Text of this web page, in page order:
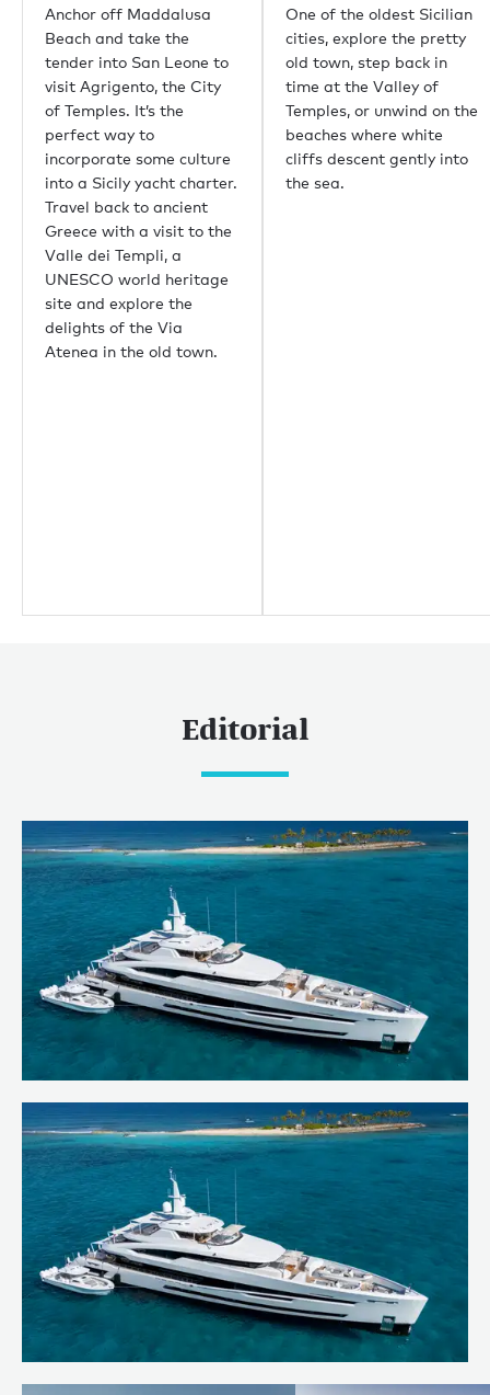
Anchor off Maddalusa
Beach and take the
tender into San Leone to
visit Agrigento, the City
of Temples. It’s the
perfect way to
incorporate some culture
into a Sicily yacht charter.
Travel back to ancient
Greece with a visit to the
Valle dei Templi, a
UNESCO world heritage
site and explore the
delights of the Via
Atenea in the old town.
One of the oldest Sicilian
cities, explore the pretty
old town, step back in
time at the Valley of
Temples, or unwind on the
beaches where white
cliffs descent gently into
the sea.
Editorial
fleet
En savoir plus
Hong Kong
Palma
Athènes
Singapour
Phuket
Tokyo
Sydney
Mumbai
Shanghai
Rio de Janeiro
Aspen
Guernsey
Beverly Hills
Palm Beach
Destinations prisées
Caraïbes
Bahamas
Reste du monde
Maldives
Europe
Méditerrannée
Langue :ENFR
Conditions d’utilisation
Politique de confidentialité
Plan du site
© 2026